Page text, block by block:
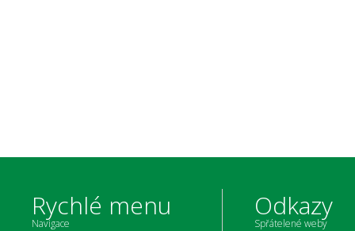
Rychlé menu
Navigace
Odkazy
Spřátelené weby